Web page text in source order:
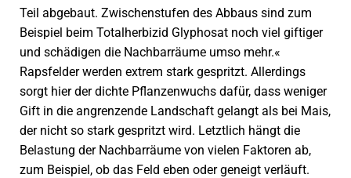
Teil abgebaut. Zwischenstufen des Abbaus sind zum
Beispiel beim Totalherbizid Glyphosat noch viel giftiger
und schädigen die Nachbarräume umso mehr.«
Rapsfelder werden extrem stark gespritzt. Allerdings
sorgt hier der dichte Pflanzenwuchs dafür, dass weniger
Gift in die angrenzende Landschaft gelangt als bei Mais,
der nicht so stark gespritzt wird. Letztlich hängt die
Belastung der Nachbarräume von vielen Faktoren ab,
zum Beispiel, ob das Feld eben oder geneigt verläuft.